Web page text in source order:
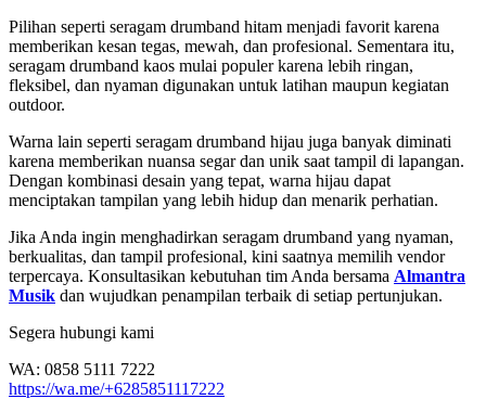
Pilihan seperti seragam drumband hitam menjadi favorit karena
memberikan kesan tegas, mewah, dan profesional. Sementara itu,
seragam drumband kaos mulai populer karena lebih ringan,
fleksibel, dan nyaman digunakan untuk latihan maupun kegiatan
outdoor.
Warna lain seperti seragam drumband hijau juga banyak diminati
karena memberikan nuansa segar dan unik saat tampil di lapangan.
Dengan kombinasi desain yang tepat, warna hijau dapat
menciptakan tampilan yang lebih hidup dan menarik perhatian.
Jika Anda ingin menghadirkan seragam drumband yang nyaman,
berkualitas, dan tampil profesional, kini saatnya memilih vendor
terpercaya. Konsultasikan kebutuhan tim Anda bersama Almantra
Musik dan wujudkan penampilan terbaik di setiap pertunjukan.
Segera hubungi kami
WA: 0858 5111 7222
https://wa.me/+6285851117222